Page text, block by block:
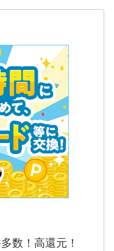
数！高還元！